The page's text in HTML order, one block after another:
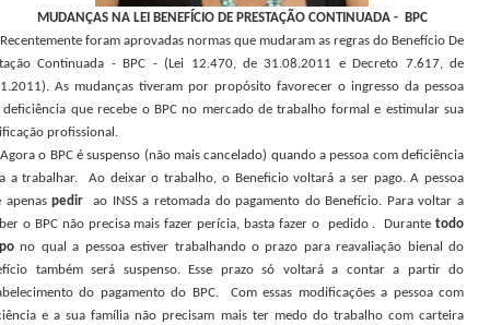
MUDANÇAS NA LEI BENEFÍCIO DE PRESTAÇÃO CONTINUADA - BPC
Recentemente foram aprovadas normas que mudaram as regras do Benefício De
Continuada - BPC - (Lei 12.470, de31.08.2011
e Decreto 7.617, de
). As mudanças tiveram por propósito favorecer o ingresso da pessoa
deficiência que recebe o BPC no mercado de trabalho formal e estimular sua
profissional.
Agora o BPC é suspenso (não mais cancelado) quando a pessoa com deficiência
a trabalhar. Ao deixar o trabalho, o Beneficio voltará a ser pago. A pessoa
apenaspedirao INSS a retomada do pagamento do Benefício. Para voltar a
o BPC não precisa mais fazer perícia, basta fazer o pedido . Durante todo
no qual a pessoa estiver trabalhando o prazo para reavaliação bienal do
também será suspenso. Esse prazo só voltará a contar a partir do
do pagamento do BPC. Com essas modificações a pessoa com
e a sua família não precisam mais ter medo do trabalho com carteira